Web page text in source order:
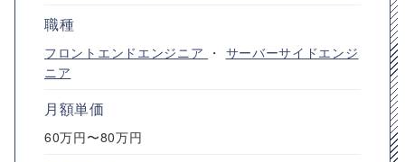
職種
フロントエンドエンジニア ・ サーバーサイドエンジ
ニア
月額単価
60万円〜80万円